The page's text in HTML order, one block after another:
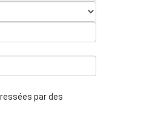
par des